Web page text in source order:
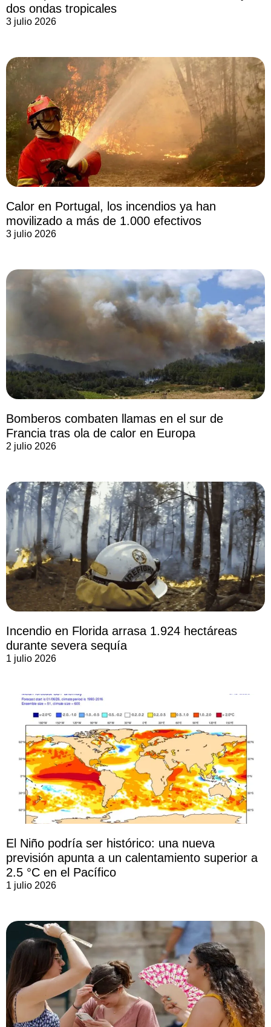
dos ondas tropicales
3 julio 2026
Calor en Portugal, los incendios ya han
movilizado a más de 1.000 efectivos
3 julio 2026
Bomberos combaten llamas en el sur de
Francia tras ola de calor en Europa
2 julio 2026
Incendio en Florida arrasa 1.924 hectáreas
durante severa sequía
1 julio 2026
El Niño podría ser histórico: una nueva
previsión apunta a un calentamiento superior a
2.5 °C en el Pacífico
1 julio 2026